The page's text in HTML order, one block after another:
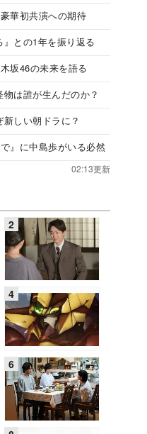
華初共演への期待
』との1年を振り返る
坂46の未来を語る
物は誰が生んだのか？
新しい朝ドラに？
』に中島歩がいる必然
02:13更新